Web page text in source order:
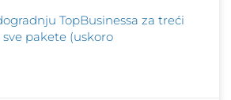
TopBusinessa za treći
sve pakete (uskoro